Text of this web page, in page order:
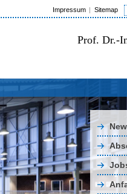
Impressum Sitemap
Prof. Dr.-